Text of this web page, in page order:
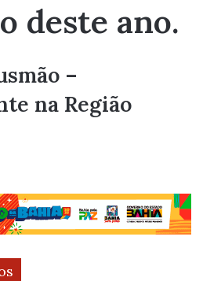
deste ano.
–
na Região